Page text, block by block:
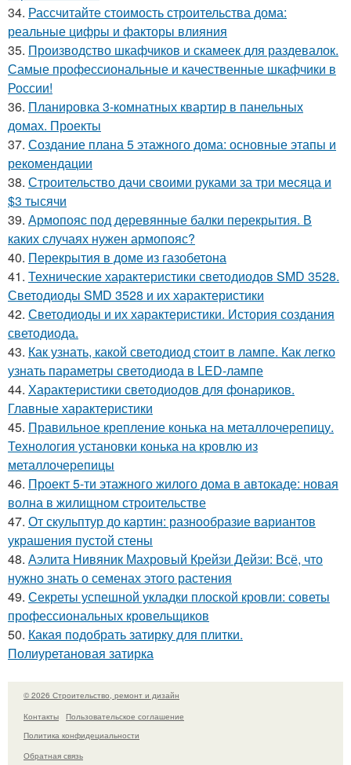
34. Рассчитайте стоимость строительства дома:
реальные цифры и факторы влияния
35. Производство шкафчиков и скамеек для раздевалок.
Самые профессиональные и качественные шкафчики в
России!
36. Планировка 3-комнатных квартир в панельных
домах. Проекты
37. Создание плана 5 этажного дома: основные этапы и
рекомендации
38. Строительство дачи своими руками за три месяца и
$3 тысячи
39. Армопояс под деревянные балки перекрытия. В
каких случаях нужен армопояс?
40. Перекрытия в доме из газобетона
41. Технические характеристики светодиодов SMD 3528.
Светодиоды SMD 3528 и их характеристики
42. Светодиоды и их характеристики. История создания
светодиода.
43. Как узнать, какой светодиод стоит в лампе. Как легко
узнать параметры светодиода в LED-лампе
44. Характеристики светодиодов для фонариков.
Главные характеристики
45. Правильное крепление конька на металлочерепицу.
Технология установки конька на кровлю из
металлочерепицы
46. Проект 5-ти этажного жилого дома в автокаде: новая
волна в жилищном строительстве
47. От скульптур до картин: разнообразие вариантов
украшения пустой стены
48. Аэлита Нивяник Махровый Крейзи Дейзи: Всё, что
нужно знать о семенах этого растения
49. Секреты успешной укладки плоской кровли: советы
профессиональных кровельщиков
50. Какая подобрать затирку для плитки.
Полиуретановая затирка
© 2026 Строительство, ремонт и дизайн
Контакты
Пользовательское соглашение
Политика конфидециальности
Обратная связь